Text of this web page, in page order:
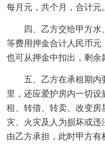
每月元，共个月，合计元。
四、乙方交给甲方
等费用押金合计人民币
也可从押金中扣出，剩余
五、乙方在承租期内
里，还应爱护房内一切
租、转借、转卖、改变
灾、火灾及人为损坏或
由乙方承担，此时甲方有